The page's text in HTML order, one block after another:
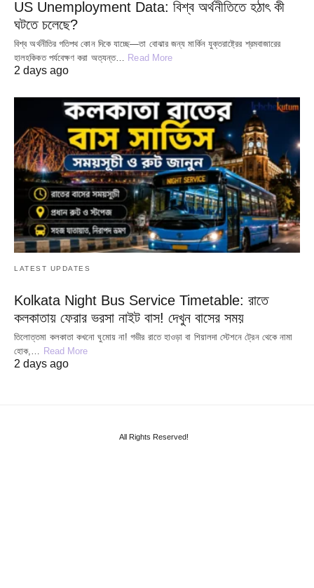
US Unemployment Data: বিশ্ব অর্থনীতিতে হঠাৎ কী
ঘটতে চলেছে?
বিশ্ব অর্থনীতির গতিপথ কোন দিকে যাচ্ছে—তা বোঝার জন্য মার্কিন যুক্তরাষ্ট্রের শ্রমবাজারের
হালহকিকত পর্যবেক্ষণ করা অত্যন্ত…
Read More
2 days ago
LATEST UPDATES
Kolkata Night Bus Service Timetable: রাতে
কলকাতায় ফেরার ভরসা নাইট বাস! দেখুন বাসের সময়
তিলোত্তমা কলকাতা কখনো ঘুমোয় না! গভীর রাতে হাওড়া বা শিয়ালদা স্টেশনে ট্রেন থেকে নামা
হোক,… Read More
2 days ago
All Rights Reserved!